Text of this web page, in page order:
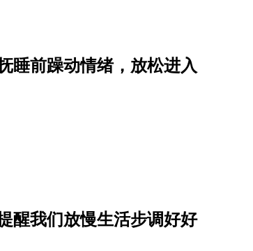
睡前躁动情绪，放松进入
醒我们放慢生活步调好好